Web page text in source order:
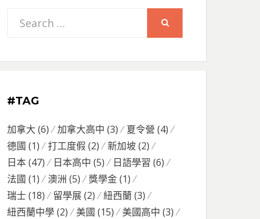
Search
#TAG
加拿大 (6) 加拿大高中 (3) 夏令營 (4)
德國 (1) 打工度假 (2) 新加坡(2)
日本(47) 日本高中 (5) 日語學習 (6)
法國 (1) 澳洲 (5) 獎學金(1)
瑞士(18) 留學展(2) 紐西蘭(3)
紐西蘭中學(2) 美國 (15) 美國高中 (3)